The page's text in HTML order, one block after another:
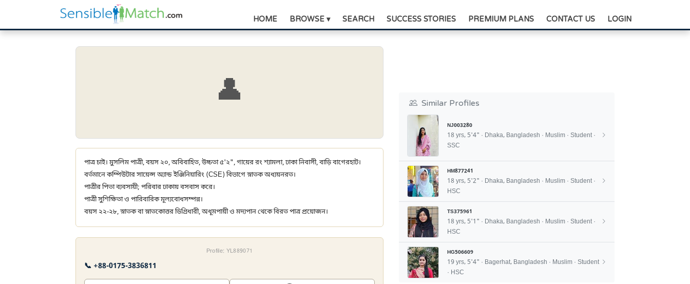
HOME BROWSE ▾ SEARCH SUCCESS STORIES PREMIUM PLANS CONTACT US LOGIN
👤
পাত্র চাই। মুসলিম পাত্রী, বয়স ২০, অবিবাহিত, উচ্চতা ৫'২", গায়ের রং শ্যামলা, ঢাকা নিবাসী, বাড়ি বাগেরহাট।
বর্তমানে কম্পিউটার সায়েন্স অ্যান্ড ইঞ্জিনিয়ারিং (CSE) বিভাগে স্নাতক অধ্যয়নরত।
পাত্রীর পিতা ব্যবসায়ী; পরিবার ঢাকায় বসবাস করে।
পাত্রী সুশিক্ষিতা ও পারিবারিক মূল্যবোধসম্পন্ন।
বয়স ২২-২৮, স্নাতক বা স্নাতকোত্তর ডিগ্রিধারী, অধূমপায়ী ও মদ্যপান থেকে বিরত পাত্র প্রয়োজন।
Profile: YL889071
📞 +88-0175-3836811
Similar Profiles
NJ003280
18 yrs, 5'4" · Dhaka, Bangladesh · Muslim · Student ·
SSC
HM877241
18 yrs, 5'2" · Dhaka, Bangladesh · Muslim · Student ·
HSC
TS375961
18 yrs, 5'1" · Dhaka, Bangladesh · Muslim · Student ·
HSC
HG506609
19 yrs, 5'4" · Bagerhat, Bangladesh · Muslim · Student
· HSC